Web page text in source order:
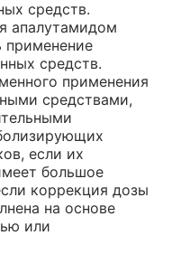
средств.
апалутамидом
применение
средств.
применения
средствами,
если их
большое
коррекция дозы
на основе
или